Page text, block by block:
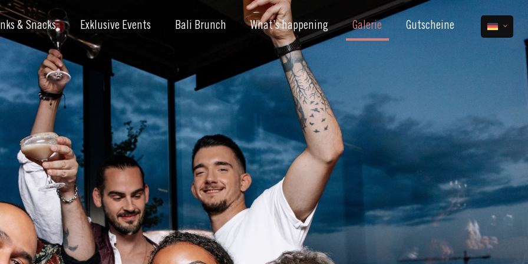
& Snacks Exklusive Events Bali Brunch What’s happening Galerie Gutscheine